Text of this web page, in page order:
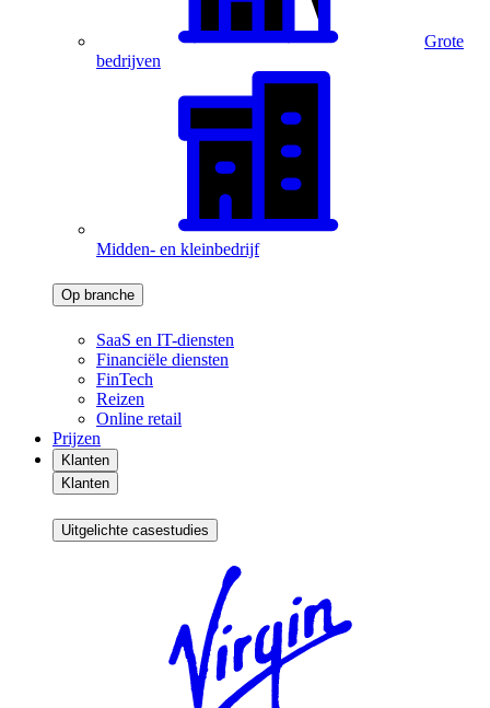
Grote
bedrijven
Midden- en kleinbedrijf
Op branche
SaaS en IT-diensten
Financiële diensten
FinTech
Reizen
Online retail
Prijzen
Klanten
Klanten
Uitgelichte casestudies